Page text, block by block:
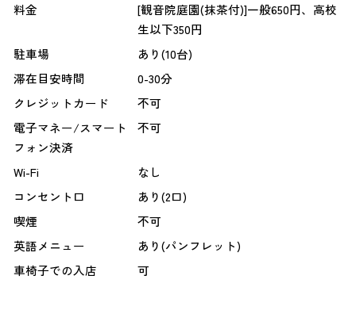
料金
[観音院庭園(抹茶付)]一般650円、高校
生以下350円
駐車場
あり(10台)
滞在目安時間
0-30分
クレジットカード
不可
電子マネー/スマート
フォン決済
不可
Wi-Fi
なし
コンセント口
あり(2口)
喫煙
不可
英語メニュー
あり(パンフレット)
車椅子での入店
可